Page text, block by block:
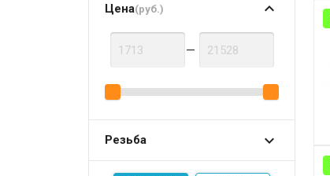
Цена(руб.)
—
Резьба